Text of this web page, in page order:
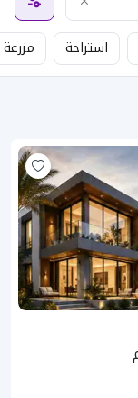
استراحة مزرعة